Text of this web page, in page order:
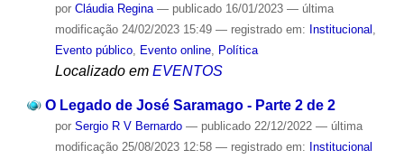
por Cláudia Regina — publicado16/01/2023 — última
modificação24/02/2023 15:49 — registrado em: Institucional
Evento público, Evento online, Política
Localizado em EVENTOS
O Legado de José Saramago - Parte 2 de 2
por Sergio R V Bernardo — publicado22/12/2022 — última
modificação25/08/2023 12:58 — registrado em: Institucional